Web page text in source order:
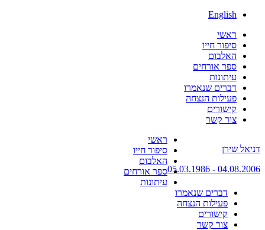
English
ראשי
סיפור חייו
האלבום
ספר אורחים
עיתונות
דברים שנאמרו
פעילות הנצחה
קישורים
צור קשר
דניאל שירן
04.08.2006 - 05.03.1986
Skip
to
content
ראשי
סיפור חייו
האלבום
ספר אורחים
עיתונות
דברים שנאמרו
פעילות הנצחה
קישורים
צור קשר